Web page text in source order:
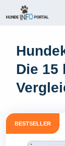
Inhalt
Die 15
BESTSELLER